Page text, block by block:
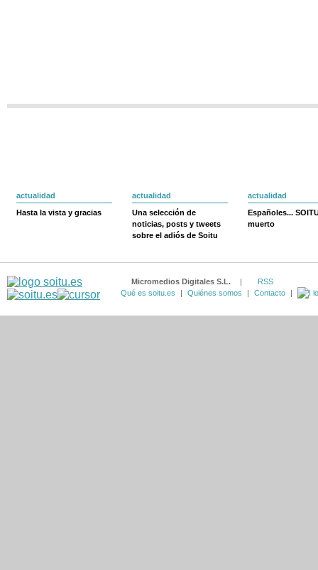
actualidad
Hasta la vista y gracias
actualidad
Una selección de
noticias, posts y tweets
sobre el adiós de Soitu
actualidad
Españoles...
muerto
Micromedios Digitales S.L. |
RSS
Qué es soitu.es
| Quiénes somos | Contacto |